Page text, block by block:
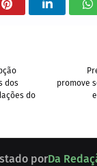
promove
dos
do
porDa